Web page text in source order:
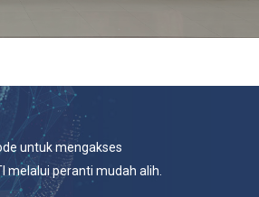
untuk mengakses
melalui peranti mudah alih.